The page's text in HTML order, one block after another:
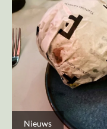
Nieuws